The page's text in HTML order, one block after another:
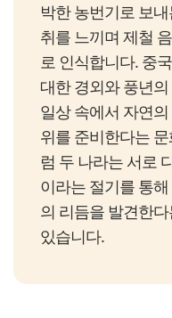
박한 농번기로 보
취를 느끼며 제철
로 인식합니다. 중
대한 경외와 풍년
일상 속에서 자연
위를 준비한다는
럼 두 나라는 서로
이라는 절기를 통
의 리듬을 발견한
있습니다.